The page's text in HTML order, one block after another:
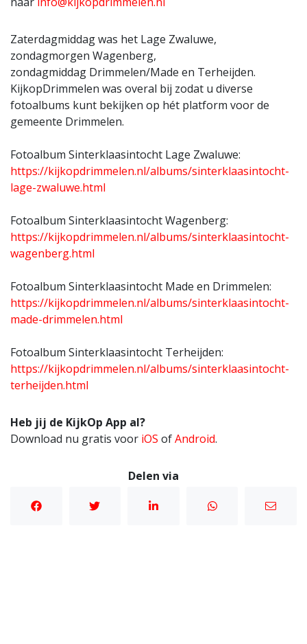
Zaterdagmiddag was het Lage Zwaluwe,
zondagmorgen Wagenberg,
zondagmiddag Drimmelen/Made en Terheijden.
KijkopDrimmelen was overal bij zodat u diverse
fotoalbums kunt bekijken op hét platform voor de
gemeente Drimmelen.
Fotoalbum Sinterklaasintocht Lage Zwaluwe:
https://kijkopdrimmelen.nl/albums/sinterklaasintocht-
lage-zwaluwe.html
Fotoalbum Sinterklaasintocht Wagenberg:
https://kijkopdrimmelen.nl/albums/sinterklaasintocht-
wagenberg.html
Fotoalbum Sinterklaasintocht Made en Drimmelen:
https://kijkopdrimmelen.nl/albums/sinterklaasintocht-
made-drimmelen.html
Fotoalbum Sinterklaasintocht Terheijden:
https://kijkopdrimmelen.nl/albums/sinterklaasintocht-
terheijden.html
Heb jij de KijkOp App al?
Download nu gratis voor iOS ofAndroid.
Delen via